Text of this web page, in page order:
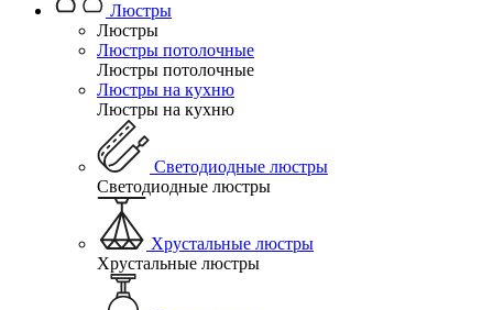
Люстры
Люстры
Люстры потолочные
Люстры потолочные
Люстры на кухню
Люстры на кухню
Светодиодные люстры
Светодиодные люстры
Хрустальные люстры
Хрустальные люстры